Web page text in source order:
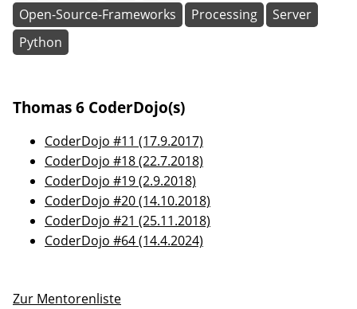
Open-Source-Frameworks
Processing
Server
Python
Thomas 6 CoderDojo(s)
CoderDojo #11 (17.9.2017)
CoderDojo #18 (22.7.2018)
CoderDojo #19 (2.9.2018)
CoderDojo #20 (14.10.2018)
CoderDojo #21 (25.11.2018)
CoderDojo #64 (14.4.2024)
Zur Mentorenliste